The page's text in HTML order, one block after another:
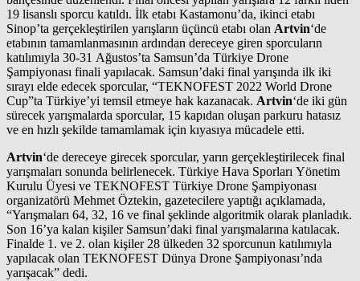
19 lisanslı sporcu katıldı. İlk etabı Kastamonu’da, ikinci etabı
Sinop’ta gerçekleştirilen yarışların üçüncü etabı olan Artvin‘de
etabının tamamlanmasının ardından dereceye giren sporcuların
katılımıyla 30-31 Ağustos’ta Samsun’da Türkiye Drone
Şampiyonası finali yapılacak. Samsun’daki final yarışında ilk iki
sırayı elde edecek sporcular, “TEKNOFEST 2022 World Drone
Cup”ta Türkiye’yi temsil etmeye hak kazanacak. Artvin‘de iki gün
sürecek yarışmalarda sporcular, 15 kapıdan oluşan parkuru hatasız
ve en hızlı şekilde tamamlamak için kıyasıya mücadele etti.
Artvin‘de dereceye girecek sporcular, yarın gerçekleştirilecek final
yarışmaları sonunda belirlenecek. Türkiye Hava Sporları Yönetim
Kurulu Üyesi ve TEKNOFEST Türkiye Drone Şampiyonası
organizatörü Mehmet Öztekin, gazetecilere yaptığı açıklamada,
“Yarışmaları 64, 32, 16 ve final şeklinde algoritmik olarak planladık.
Son 16’ya kalan kişiler Samsun’daki final yarışmalarına katılacak.
Finalde 1. ve 2. olan kişiler 28 ülkeden 32 sporcunun katılımıyla
yapılacak olan TEKNOFEST Dünya Drone Şampiyonası’nda
yarışacak” dedi.